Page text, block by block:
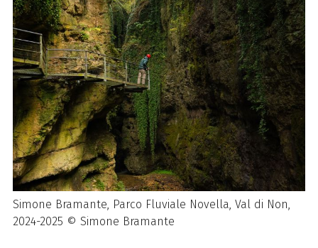
Simone Bramante, Parco Fluviale Novella, Val di Non,
2024-2025 © Simone Bramante